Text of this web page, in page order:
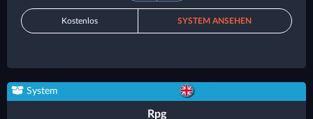
Kostenlos SYSTEM ANSEHEN
System
Rpg